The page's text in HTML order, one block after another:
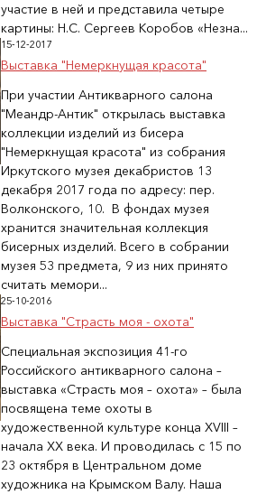
участие в ней и представила четыре
картины: Н.С. Сергеев Коробов «Незна...
15-12-2017
Выставка "Немеркнущая красота"
При участии Антикварного салона
"Меандр-Антик" открылась выставка
коллекции изделий из бисера
"Немеркнущая красота" из собрания
Иркутского музея декабристов 13
декабря 2017 года по адресу: пер.
Волконского, 10. В фондах музея
хранится значительная коллекция
бисерных изделий. Всего в собрании
музея 53 предмета, 9 из них принято
считать мемори...
25-10-2016
Выставка "Страсть моя - охота"
Специальная экспозиция 41-го
Российского антикварного салона –
выставка «Страсть моя – охота» – была
посвящена теме охоты в
художественной культуре конца XVIII –
начала XX века. И проводилась с 15 по
23 октября в Центральном доме
художника на Крымском Валу. Наша